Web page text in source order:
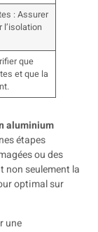
: Assurer
que
et que la
aluminium
étapes
ou des
non seulement la
optimal sur